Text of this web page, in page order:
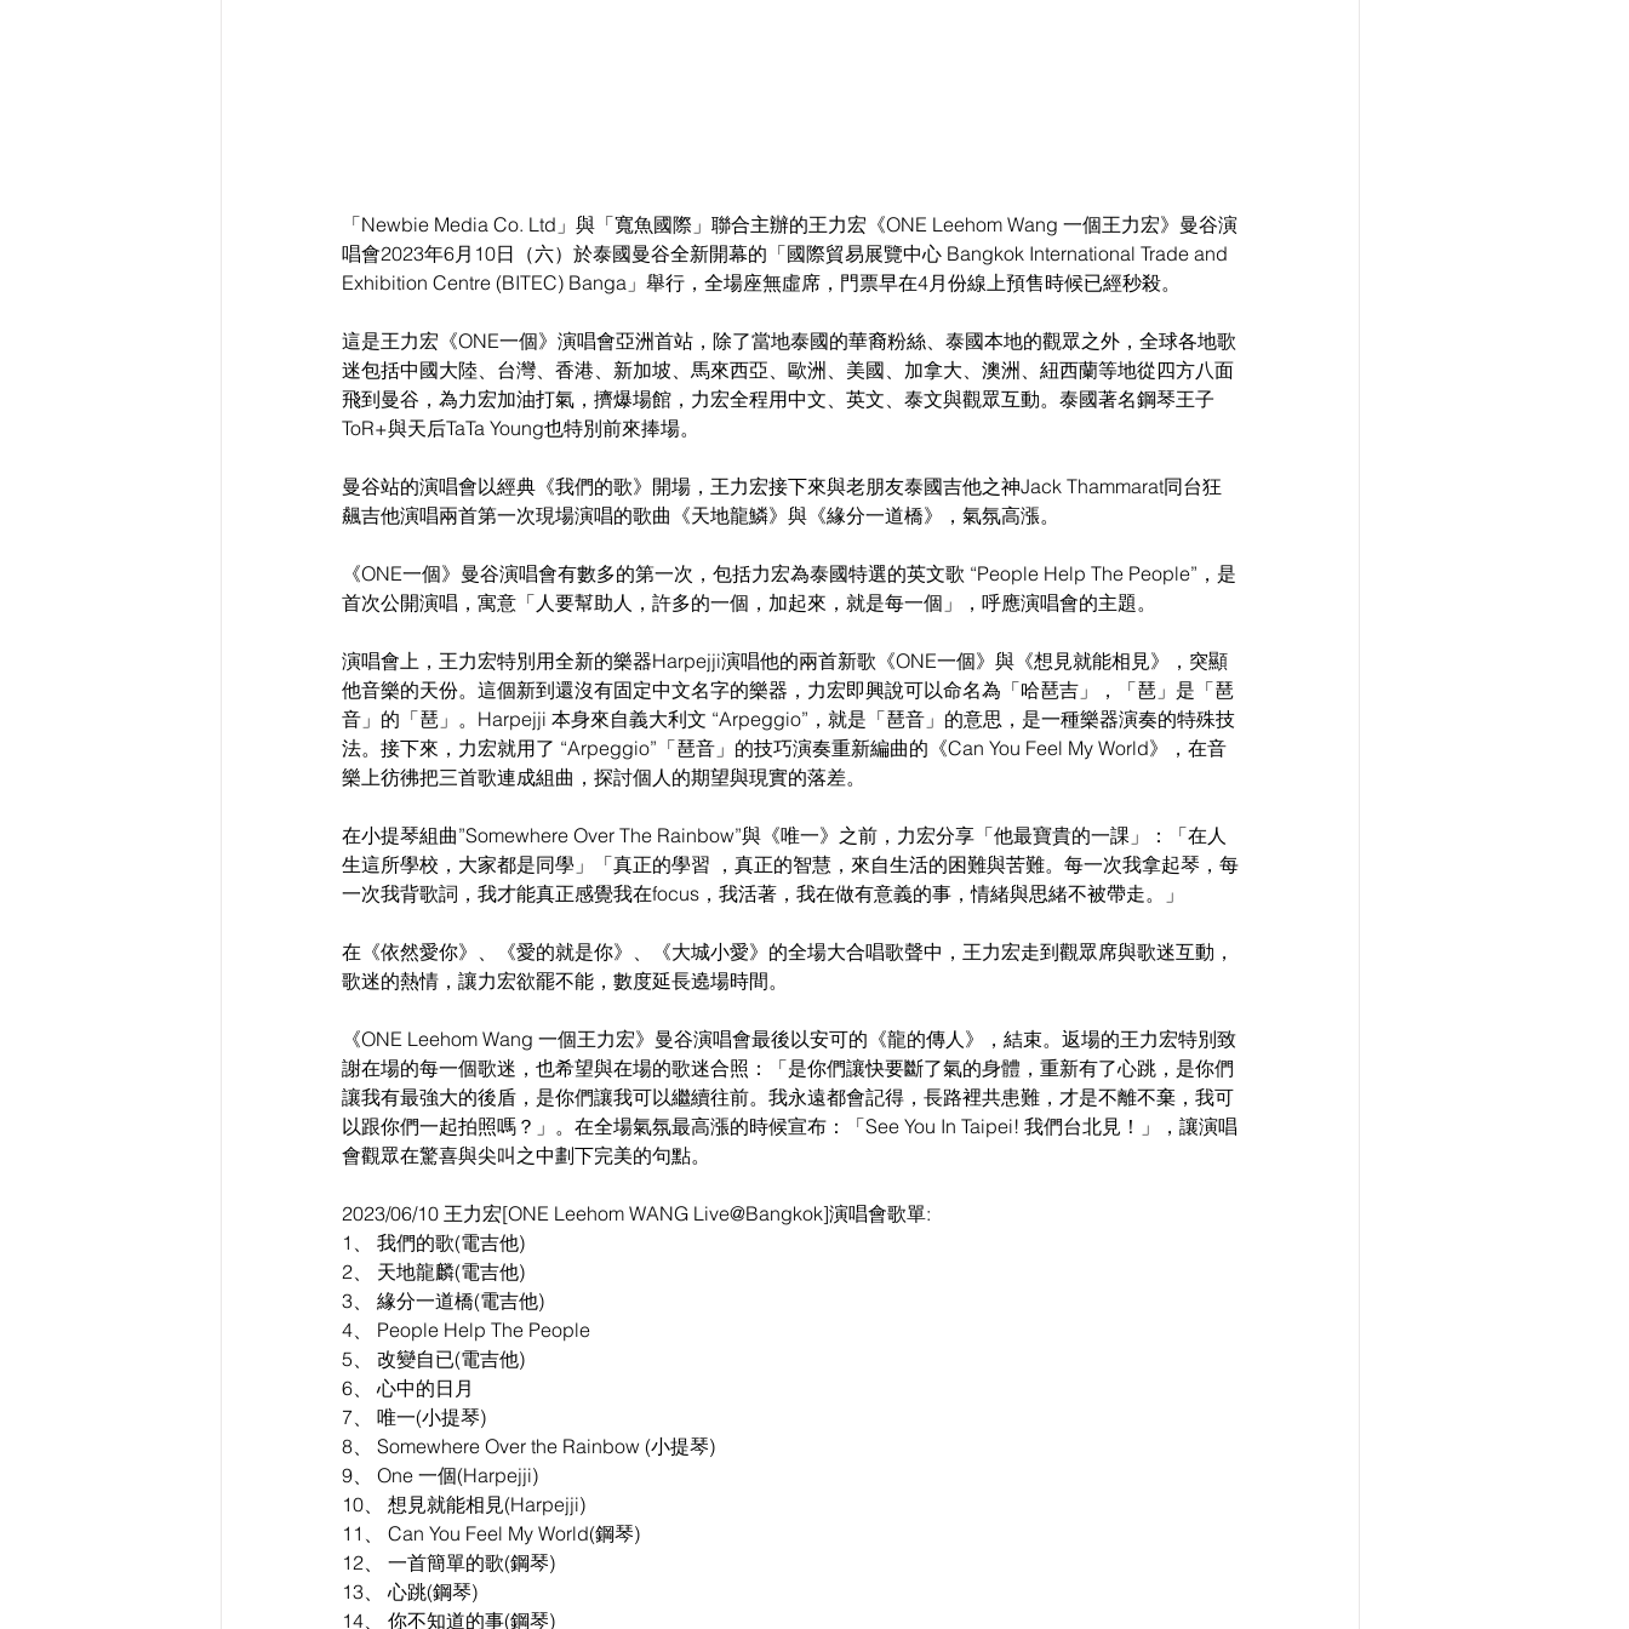
「Newbie Media Co. Ltd」與「寬魚國際」聯合主辦的王力宏《ONE Leehom Wang 一個王力宏》曼谷演
唱會2023年6月10日（六）於泰國曼谷全新開幕的「國際貿易展覽中心 Bangkok International Trade and
Exhibition Centre (BITEC) Banga」舉行，全場座無虛席，門票早在4月份線上預售時候已經秒殺。
這是王力宏《ONE一個》演唱會亞洲首站，除了當地泰國的華裔粉絲、泰國本地的觀眾之外，全球各地歌
迷包括中國大陸、台灣、香港、新加坡、馬來西亞、歐洲、美國、加拿大、澳洲、紐西蘭等地從四方八面
飛到曼谷，為力宏加油打氣，擠爆場館，力宏全程用中文、英文、泰文與觀眾互動。泰國著名鋼琴王子
ToR+與天后TaTa Young也特別前來捧場。
曼谷站的演唱會以經典《我們的歌》開場，王力宏接下來與老朋友泰國吉他之神Jack Thammarat同台狂
飆吉他演唱兩首第一次現場演唱的歌曲《天地龍鱗》與《緣分一道橋》，氣氛高漲。
《ONE一個》曼谷演唱會有數多的第一次，包括力宏為泰國特選的英文歌 “People Help The People”，是
首次公開演唱，寓意「人要幫助人，許多的一個，加起來，就是每一個」，呼應演唱會的主題。
演唱會上，王力宏特別用全新的樂器Harpejji演唱他的兩首新歌《ONE一個》與《想見就能相見》，突顯
他音樂的天份。這個新到還沒有固定中文名字的樂器，力宏即興說可以命名為「哈琶吉」，「琶」是「琶
音」的「琶」。Harpejji 本身來自義大利文 “Arpeggio”，就是「琶音」的意思，是一種樂器演奏的特殊技
法。接下來，力宏就用了 “Arpeggio”「琶音」的技巧演奏重新編曲的《Can You Feel My World》，在音
樂上彷彿把三首歌連成組曲，探討個人的期望與現實的落差。
在小提琴組曲”Somewhere Over The Rainbow”與《唯一》之前，力宏分享「他最寶貴的一課」：「在人
生這所學校，大家都是同學」「真正的學習 ，真正的智慧，來自生活的困難與苦難。每一次我拿起琴，每
一次我背歌詞，我才能真正感覺我在focus，我活著，我在做有意義的事，情緒與思緒不被帶走。」
在《依然愛你》、《愛的就是你》、《大城小愛》的全場大合唱歌聲中，王力宏走到觀眾席與歌迷互動，
歌迷的熱情，讓力宏欲罷不能，數度延長遶場時間。
《ONE Leehom Wang 一個王力宏》曼谷演唱會最後以安可的《龍的傳人》，結束。返場的王力宏特別致
謝在場的每一個歌迷，也希望與在場的歌迷合照：「是你們讓快要斷了氣的身體，重新有了心跳，是你們
讓我有最強大的後盾，是你們讓我可以繼續往前。我永遠都會記得，長路裡共患難，才是不離不棄，我可
以跟你們一起拍照嗎？」。在全場氣氛最高漲的時候宣布：「See You In Taipei! 我們台北見！」，讓演唱
會觀眾在驚喜與尖叫之中劃下完美的句點。
2023/06/10 王力宏[ONE Leehom WANG Live@Bangkok]演唱會歌單:
1、 我們的歌(電吉他)
2、 天地龍麟(電吉他)
3、 緣分一道橋(電吉他)
4、 People Help The People
5、 改變自已(電吉他)
6、 心中的日月
7、 唯一(小提琴)
8、 Somewhere Over the Rainbow (小提琴)
9、 One 一個(Harpejji)
10、 想見就能相見(Harpejji)
11、 Can You Feel My World(鋼琴)
12、 一首簡單的歌(鋼琴)
13、 心跳(鋼琴)
14、 你不知道的事(鋼琴)